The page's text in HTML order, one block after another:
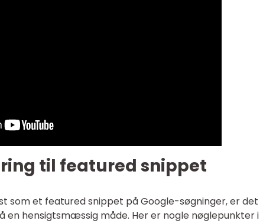
til featured snippet
som et featured snippet på Google-søgninger, er det
hensigtsmæssig måde. Her er nogle nøglepunkter i